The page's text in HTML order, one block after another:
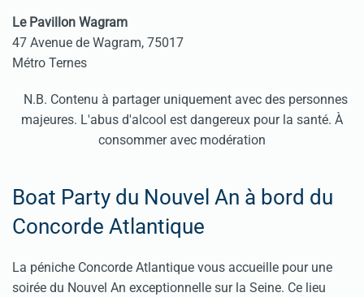
Le Pavillon Wagram
47 Avenue de Wagram, 75017
Métro Ternes
N.B. Contenu à partager uniquement avec des personnes
majeures. L'abus d'alcool est dangereux pour la santé. À
consommer avec modération
Boat Party du Nouvel An à bord du
Concorde Atlantique
La péniche Concorde Atlantique vous accueille pour une
soirée du Nouvel An exceptionnelle sur la Seine. Ce lieu